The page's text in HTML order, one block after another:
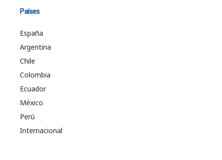
Países
España
Argentina
Chile
Colombia
Ecuador
México
Perú
Internacional